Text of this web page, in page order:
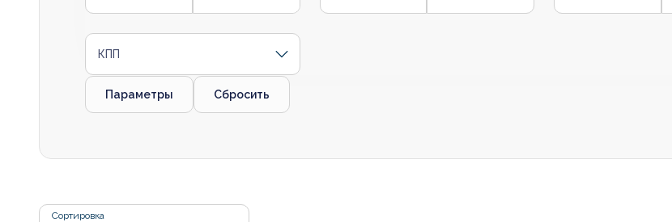
КПП
Параметры Сбросить
Сортировка